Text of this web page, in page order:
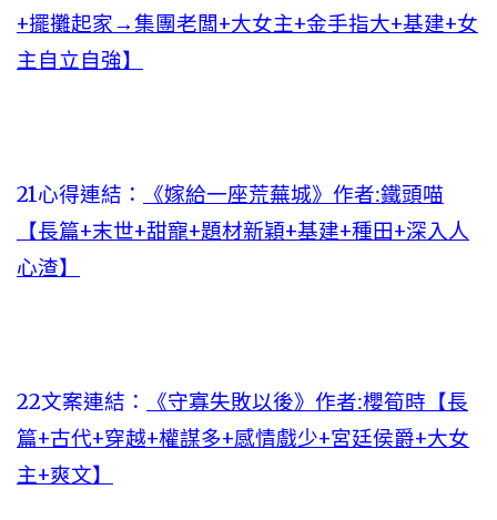
+擺攤起家→集團老闆+大女主+金手指大+基建+女
主自立自強】
21心得連結：
《嫁給一座荒蕪城》作者:鐵頭喵
【長篇+末世+甜寵+題材新穎+基建+種田+深入人
心渣】
22文案連結：
《守寡失敗以後》作者:櫻筍時【長
篇+古代+穿越+權謀多+感情戲少+宮廷侯爵+大女
主+爽文】